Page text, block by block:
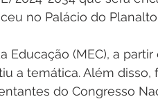
no Palácio do
(MEC), a
a temática. Além disso,
do Congresso